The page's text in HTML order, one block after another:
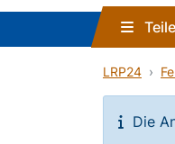
LRP24
Die